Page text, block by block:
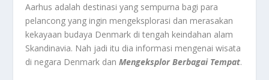
Aarhus adalah destinasi yang sempurna bagi para
pelancong yang ingin mengeksplorasi dan merasakan
kekayaan budaya Denmark di tengah keindahan alam
Skandinavia. Nah jadi itu dia informasi mengenai wisata
di negara Denmark danMengeksplor Berbagai Tempat.